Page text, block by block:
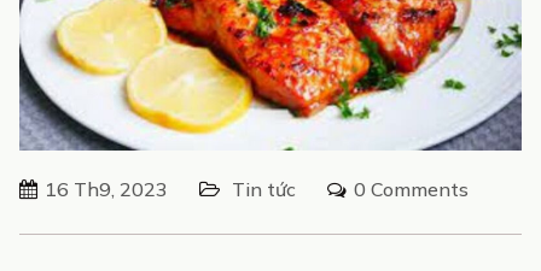
16 Th9, 2023 Tin tức 0 Comments